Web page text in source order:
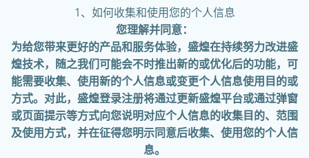
1、如何收集和使用您的个人信息
您理解并同意：
为给您带来更好的产品和服务体验，盛煌在持续努力改进盛
煌技术，随之我们可能会不时推出新的或优化后的功能，可
能需要收集、使用新的个人信息或变更个人信息使用目的或
方式。对此，盛煌登录注册将通过更新盛煌平台或通过弹窗
或页面提示等方式向您说明对应个人信息的收集目的、范围
及使用方式，并在征得您明示同意后收集、使用您的个人信
息。